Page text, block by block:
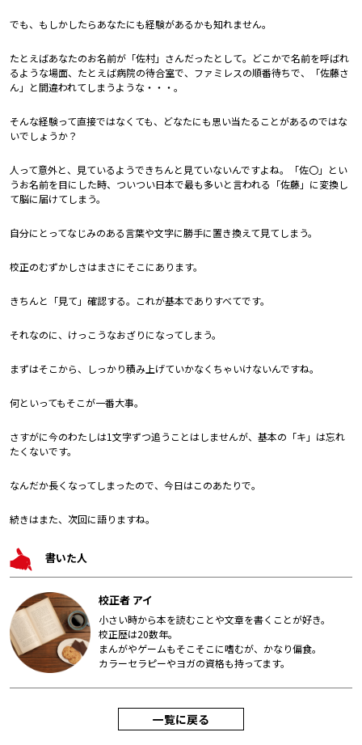
でも、もしかしたらあなたにも経験があるかも知れません。
たとえばあなたのお名前が「佐村」さんだったとして。どこかで名前を呼ばれ
るような場面、たとえば病院の待合室で、ファミレスの順番待ちで、「佐藤さ
ん」と間違われてしまうような・・・。
そんな経験って直接ではなくても、どなたにも思い当たることがあるのではな
いでしょうか？
人って意外と、見ているようできちんと見ていないんですよね。「佐〇」とい
うお名前を目にした時、ついつい日本で最も多いと言われる「佐藤」に変換し
て脳に届けてしまう。
自分にとってなじみのある言葉や文字に勝手に置き換えて見てしまう。
校正のむずかしさはまさにそこにあります。
きちんと「見て」確認する。これが基本でありすべてです。
それなのに、けっこうなおざりになってしまう。
まずはそこから、しっかり積み上げていかなくちゃいけないんですね。
何といってもそこが一番大事。
さすがに今のわたしは1文字ずつ追うことはしませんが、基本の「キ」は忘れ
たくないです。
なんだか長くなってしまったので、今日はこのあたりで。
続きはまた、次回に語りますね。
書いた人
校正者 アイ
小さい時から本を読むことや文章を書くことが好き。
校正歴は20数年。
まんがやゲームもそこそこに嗜むが、かなり偏食。
カラーセラピーやヨガの資格も持ってます。
一覧に戻る